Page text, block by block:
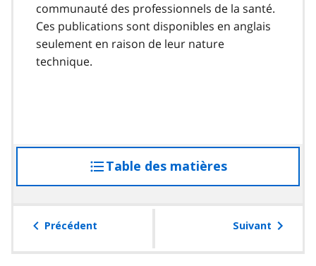
communauté des professionnels de la santé.
Ces publications sont disponibles en anglais
seulement en raison de leur nature
technique.
Table des matières
à
table
Précédent Suivant